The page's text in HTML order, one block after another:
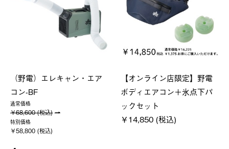
（野電）エレキャン・エア
コン-BF
通常価格
￥68,600 (税込)
特別価格
￥58,800 (税込)
【オンライン店限定】野電
ボディエアコン＋氷点下パ
ックセット
￥14,850 (税込)